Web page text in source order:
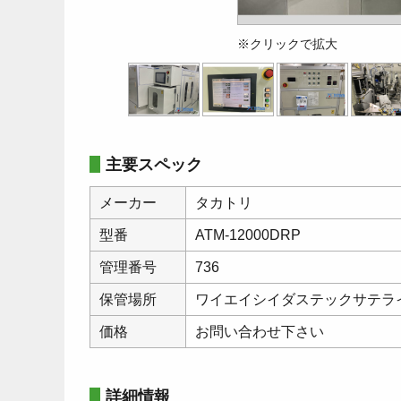
※クリックで拡大
主要スペック
メーカー タカトリ
型番 ATM-12000DRP
管理番号 736
保管場所 ワイエイシイダステックサテラ
価格 お問い合わせ下さい
詳細情報